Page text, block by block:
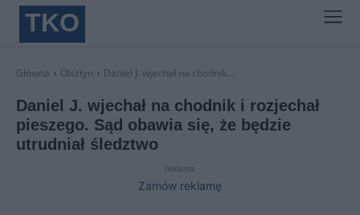
TKO
Główna Olsztyn Daniel J. wjechał na chodnik...
Daniel J. wjechał na chodnik i rozjechał
pieszego. Sąd obawia się, że będzie
utrudniał śledztwo
reklama
Zamów reklamę